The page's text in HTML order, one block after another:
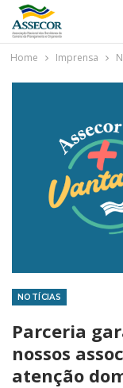
Home Imprensa
NOTÍCIAS
Parceria
nossos
atenção